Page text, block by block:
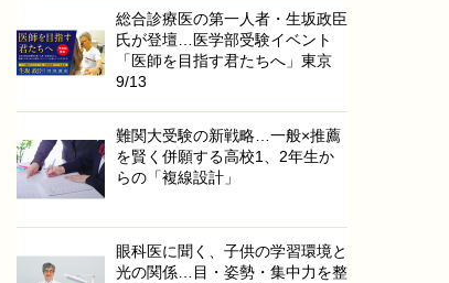
総合診療医の第一人者・生坂政臣
氏が登壇…医学部受験イベント
「医師を目指す君たちへ」東京
9/13
難関大受験の新戦略…一般×推薦
を賢く併願する高校1、2年生か
らの「複線設計」
眼科医に聞く、子供の学習環境と
光の関係…目・姿勢・集中力を整